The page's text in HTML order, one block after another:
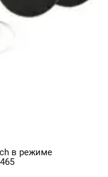
в режиме